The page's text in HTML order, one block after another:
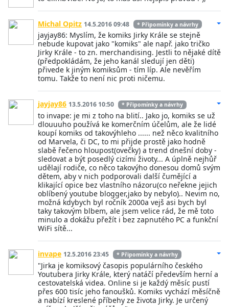
Michal Opitz 14.5.2016 09:48 * Připomínky a návrhy
jayjay86: Myslím, že komiks Jirky Krále se stejně
nebude kupovat jako "komiks" ale např. jako tričko
Jirky Krále - to zn. merchandising. Jestli to nějaké dítě
(předpokládám, že jeho kanál sledují jen děti)
přivede k jiným komiksům - tím líp. Ale nevěřím
tomu. Takže to není nic proti ničemu.
jayjay86 13.5.2016 10:50 * Připomínky a návrhy
to invape: je mi z toho na blití.. Jako jo, komiks se už
dlouuuho používá ke komerčním účelům, ale že lidé
koupí komiks od takovýhleho ...... než něco kvalitního
od Marvela, či DC, to mi přijde prostě jako hodně
slabě řečeno hloupost(ovečky) a trend dnešní doby -
sledovat a být posedlý cizími životy... A úplně nejhůř
udělají rodiče, co něco takovýho donesou domů svým
dětem, aby v nich podporovali další čumějící a
klikající opice bez vlastního názoru(co neřekne jejich
oblíbený youtube blogger,jako by nebylo).. Nevim no,
možná kdybych byl ročník 2000a vejš asi bych byl
taky takovým blbem, ale jsem velice rád, že mě toto
minulo a dokážu přežít i bez zapnutého PC a funkční
WiFi sítě...
invape 12.5.2016 23:45 * Připomínky a návrhy
"Jirka je komiksový časopis populárního českého
Youtubera Jirky Krále, který natáčí především herní a
cestovatelská videa. Online si je každý měsíc pustí
přes 600 tisíc jeho fanoušků. Komiks vychází měsíčně
a nabízí kreslené příbehy ze života Jirky. Je určený